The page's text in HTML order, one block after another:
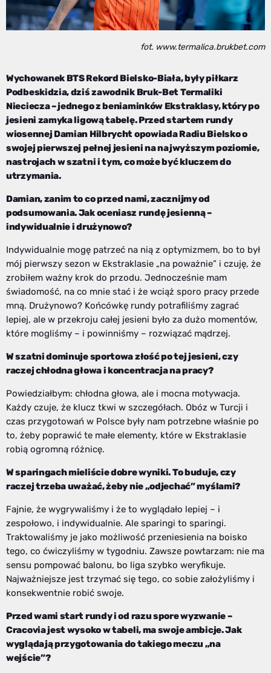
fot. www.termalica.brukbet.com
Wychowanek BTS Rekord Bielsko-Biała, były piłkarz
Podbeskidzia, dziś zawodnik Bruk-Bet Termaliki
Nieciecza – jednego z beniaminków Ekstraklasy, który po
jesieni zamyka ligową tabelę. Przed startem rundy
wiosennej Damian Hilbrycht opowiada Radiu Bielsko o
swojej pierwszej pełnej jesieni na najwyższym poziomie,
nastrojach w szatni i tym, co może być kluczem do
utrzymania.
Damian, zanim to co przed nami, zacznijmy od
podsumowania. Jak oceniasz rundę jesienną –
indywidualnie i drużynowo?
Indywidualnie mogę patrzeć na nią z optymizmem, bo to był
mój pierwszy sezon w Ekstraklasie „na poważnie” i czuję, że
zrobiłem ważny krok do przodu. Jednocześnie mam
świadomość, na co mnie stać i że wciąż sporo pracy przede
mną. Drużynowo? Końcówkę rundy potrafiliśmy zagrać
lepiej, ale w przekroju całej jesieni było za dużo momentów,
które mogliśmy – i powinniśmy – rozwiązać mądrzej.
W szatni dominuje sportowa złość po tej jesieni, czy
raczej chłodna głowa i koncentracja na pracy?
Powiedziałbym: chłodna głowa, ale i mocna motywacja.
Każdy czuje, że klucz tkwi w szczegółach. Obóz w Turcji i
czas przygotowań w Polsce były nam potrzebne właśnie po
to, żeby poprawić te małe elementy, które w Ekstraklasie
robią ogromną różnicę.
W sparingach mieliście dobre wyniki. To buduje, czy
raczej trzeba uważać, żeby nie „odjechać” myślami?
Fajnie, że wygrywaliśmy i że to wyglądało lepiej – i
zespołowo, i indywidualnie. Ale sparingi to sparingi.
Traktowaliśmy je jako możliwość przeniesienia na boisko
tego, co ćwiczyliśmy w tygodniu. Zawsze powtarzam: nie ma
sensu pompować balonu, bo liga szybko weryfikuje.
Najważniejsze jest trzymać się tego, co sobie założyliśmy i
konsekwentnie robić swoje.
Przed wami start rundy i od razu spore wyzwanie –
Cracovia jest wysoko w tabeli, ma swoje ambicje. Jak
wyglądają przygotowania do takiego meczu „na
wejście”?